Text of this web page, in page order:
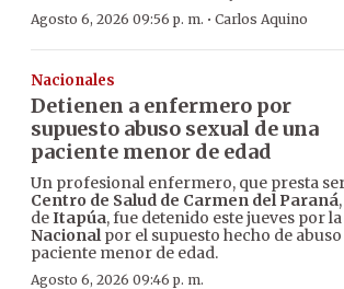
Agosto 6, 2026 09:56 p. m. · Carlos Aquino
Nacionales
Detienen a enfermero por
supuesto abuso sexual de una
paciente menor de edad
Un profesional enfermero, que presta
Centro de Salud de Carmen del Paraná
deItapúa, fue detenido este jueves por la
Nacionalpor el supuesto hecho de
paciente menor de edad.
Agosto 6, 2026 09:46 p. m.